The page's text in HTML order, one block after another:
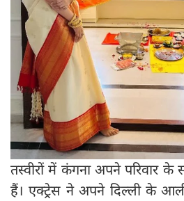
तस्वीरों में कंगना अपने परिवार
हैं। एक्ट्रेस ने अपने दिल्ली के